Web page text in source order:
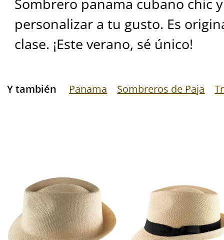
Sombrero panama cubano chic
personalizar a tu gusto. Es
clase. ¡Este verano, sé único!
Y también Panama Sombreros de Paja